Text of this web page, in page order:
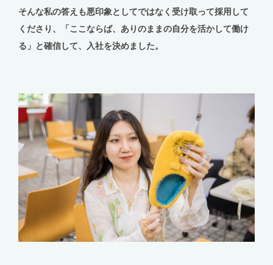
そんな私の答えも悪印象としてではなく受け取って採用して
くださり、「ここならば、ありのままの自分を活かして働け
る」と確信して、入社を決めました。